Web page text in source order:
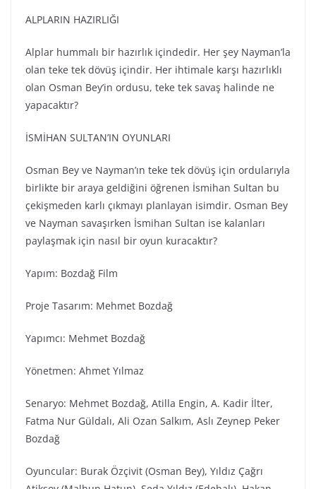
ALPLARIN HAZIRLIĞI
Alplar hummalı bir hazırlık içindedir. Her şey Nayman’la
olan teke tek dövüş içindir. Her ihtimale karşı hazırlıklı
olan Osman Bey’in ordusu, teke tek savaş halinde ne
yapacaktır?
İSMİHAN SULTAN’IN OYUNLARI
Osman Bey ve Nayman’ın teke tek dövüş için ordularıyla
birlikte bir araya geldiğini öğrenen İsmihan Sultan bu
çekişmeden karlı çıkmayı planlayan isimdir. Osman Bey
ve Nayman savaşırken İsmihan Sultan ise kalanları
paylaşmak için nasıl bir oyun kuracaktır?
Yapım: Bozdağ Fi̇lm
Proje Tasarım: Mehmet Bozdağ
Yapımcı: Mehmet Bozdağ
Yönetmen: Ahmet Yılmaz
Senaryo: Mehmet Bozdağ, Atilla Engin, A. Kadir İlter,
Fatma Nur Güldalı, Ali Ozan Salkım, Aslı Zeynep Peker
Bozdağ
Oyuncular: Burak Özçivit (Osman Bey), Yıldız Çağrı